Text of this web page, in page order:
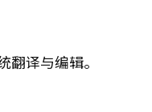
译与编辑。